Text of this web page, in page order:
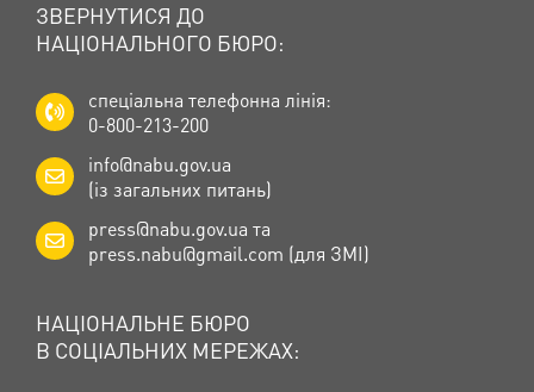
ЗВЕРНУТИСЯ ДО
НАЦІОНАЛЬНОГО БЮРО:
спеціальна телефонна лінія:
0-800-213-200
info@nabu.gov.ua
(із загальних питань)
press@nabu.gov.ua та
press.nabu@gmail.com (для ЗМІ)
НАЦІОНАЛЬНЕ БЮРО
В СОЦІАЛЬНИХ МЕРЕЖАХ: